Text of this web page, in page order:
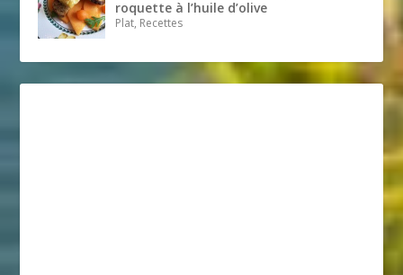
roquette à l’huile d’olive
Plat, Recettes